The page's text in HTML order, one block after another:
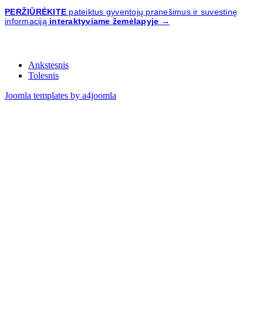
PERŽIŪRĖKITE pateiktus gyventojų pranešimus ir suvestinę
informaciją interaktyviame žemėlapyje →
Ankstesnis
Tolesnis
Joomla templates by a4joomla